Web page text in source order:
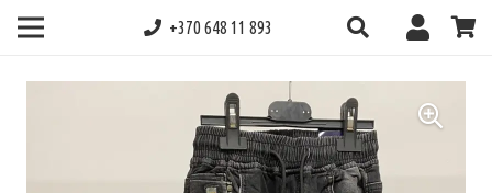
+370 648 11 893